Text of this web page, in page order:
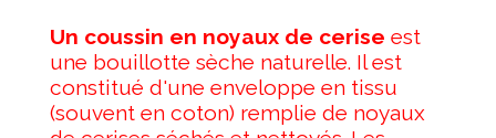
Un coussin en noyaux de cerise est
une bouillotte sèche naturelle. Il est
constitué d'une enveloppe en tissu
(souvent en coton) remplie de noyaux